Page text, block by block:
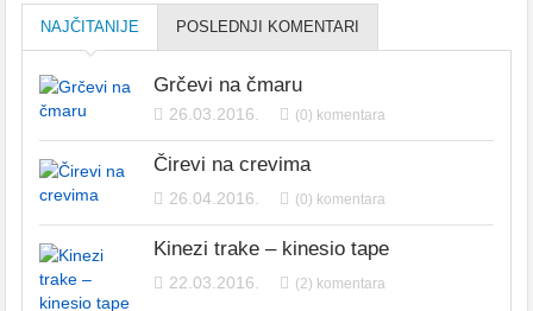
NAJČITANIJE POSLEDNJI KOMENTARI
Grčevi na čmaru
26.03.2016. (0) komentara
Čirevi na crevima
26.04.2016. (0) komentara
Kinezi trake – kinesio tape
22.03.2016. (2) komentara